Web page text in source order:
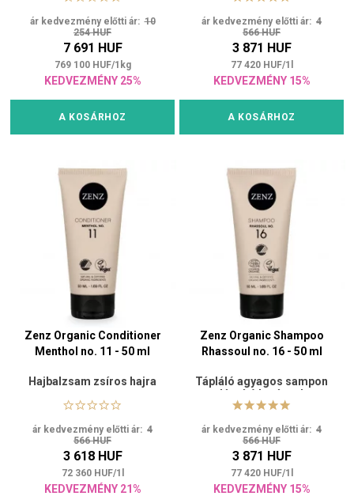
ár kedvezmény előtti ár:10
254 HUF
7 691 HUF
769 100 HUF/1 kg
KEDVEZMÉNY 25%
A KOSÁRHOZ
ár kedvezmény előtti ár: 4
566 HUF
3 871 HUF
77 420 HUF/1
KEDVEZMÉNY 15%
A KOSÁRHOZ
Zenz Organic Conditioner
Menthol no. 11 - 50 ml
Hajbalzsam zsíros hajra
ár kedvezmény előtti ár: 4
566 HUF
3 618 HUF
72 360 HUF/1
KEDVEZMÉNY 21%
Zenz Organic Shampoo
Rhassoul no. 16 - 50 ml
Tápláló agyagos sampon
lágyító hatással
ár kedvezmény előtti ár: 4
566 HUF
3 871 HUF
77 420 HUF/1
KEDVEZMÉNY 15%